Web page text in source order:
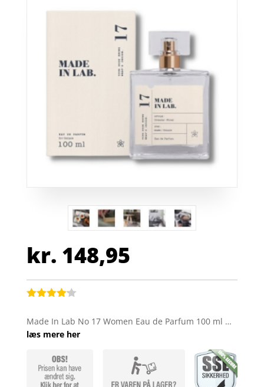
kr. 148,95
ud af 5
baseret
mmelser
Made In Lab No 17 Women Eau de Parfum 100 ml …
læs mere her